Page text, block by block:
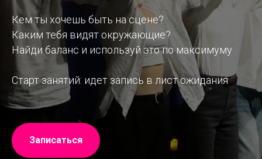
Кем ты хочешь быть на сцене?
Каким тебя видят окружающие?
Найди баланс и используй это по максимуму
Старт занятий: идет запись в лист ожидания
Записаться